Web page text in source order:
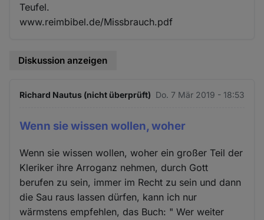
Teufel.
www.reimbibel.de/Missbrauch.pdf
Diskussion anzeigen
Richard Nautus (nicht überprüft) Do. 7 Mär 2019 - 18:53
Wenn sie wissen wollen, woher
Wenn sie wissen wollen, woher ein großer Teil der
Kleriker ihre Arroganz nehmen, durch Gott
berufen zu sein, immer im Recht zu sein und dann
die Sau raus lassen dürfen, kann ich nur
wärmstens empfehlen, das Buch: " Wer weiter